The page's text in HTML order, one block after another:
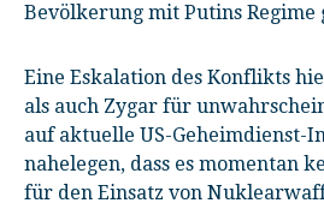
Bevölkerung mit Putins Regime
Eine Eskalation des Konflikts
als auch Zygar für
auf aktuelle US-Geheimdienst-
nahelegen, dass es momentan
für den Einsatz von